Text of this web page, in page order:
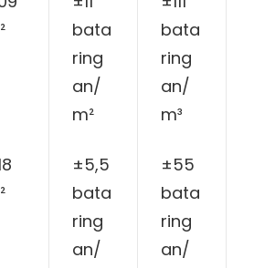
bata
ring
an/
m²
bata
ring
an/
m³
±5,5
bata
ring
an/
±55
bata
ring
an/